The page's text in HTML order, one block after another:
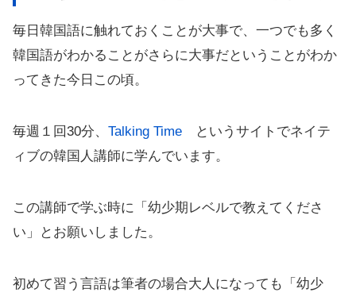
毎日韓国語に触れておくことが大事で、一つでも多く
韓国語がわかることがさらに大事だということがわか
ってきた今日この頃。
毎週１回30分、 Talking Time というサイトでネイテ
ィブの韓国人講師に学んでいます。
この講師で学ぶ時に「幼少期レベルで教えてくださ
い」とお願いしました。
初めて習う言語は筆者の場合大人になっても「幼少